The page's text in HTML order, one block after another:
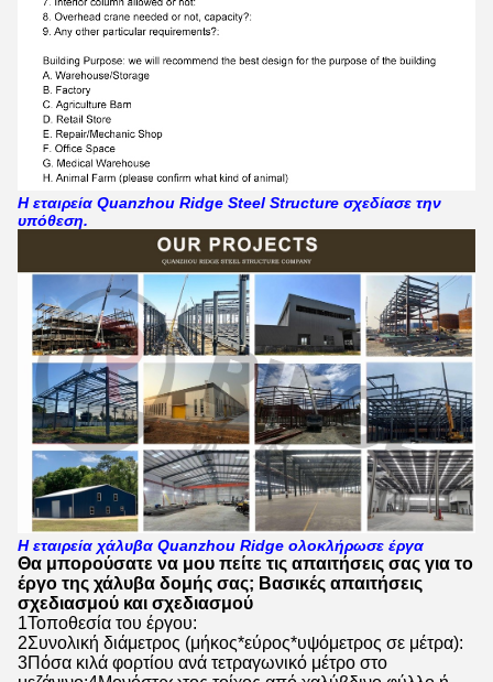
Η εταιρεία Quanzhou Ridge Steel Structure σχεδίασε την
υπόθεση.
Η εταιρεία χάλυβα Quanzhou Ridge ολοκλήρωσε έργα
Θα μπορούσατε να μου πείτε τις απαιτήσεις σας για το
έργο της χάλυβα δομής σας; Βασικές απαιτήσεις
σχεδιασμού και σχεδιασμού
1Τοποθεσία του έργου:
2Συνολική διάμετρος (μήκος*εύρος*υψόμετρος σε μέτρα):
3Πόσα κιλά φορτίου ανά τετραγωνικό μέτρο στο